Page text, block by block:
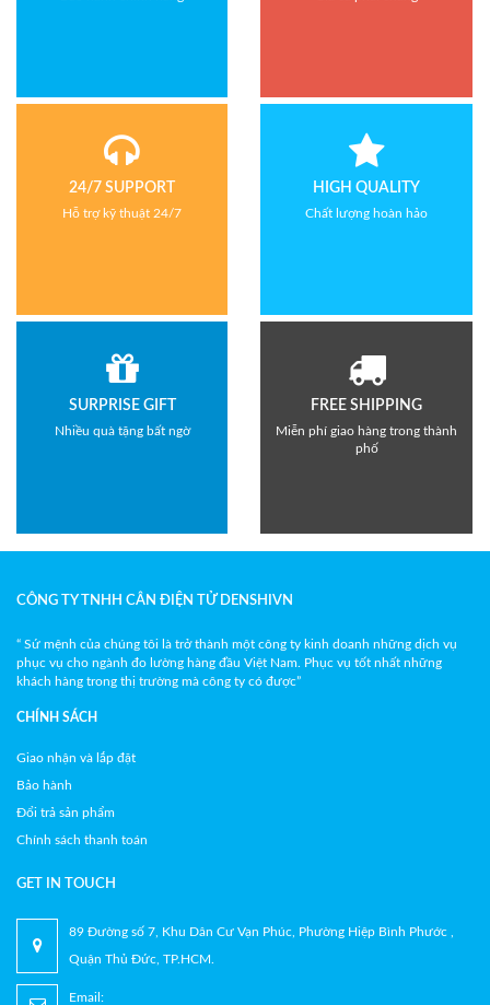
24/7 SUPPORT
Hỗ trợ kỹ thuật 24/7
HIGH QUALITY
Chất lượng hoàn hảo
SURPRISE GIFT
Nhiều quà tặng bất ngờ
FREE SHIPPING
Miễn phí giao hàng trong thành
phố
CÔNG TY TNHH CÂN ĐIỆN TỬ DENSHIVN
“ Sứ mệnh của chúng tôi là trở thành một công ty kinh doanh những dịch vụ
phục vụ cho ngành đo lường hàng đầu Việt Nam. Phục vụ tốt nhất những
khách hàng trong thị trường mà công ty có được”
CHÍNH SÁCH
Giao nhận và lắp đặt
Bảo hành
Đổi trả sản phẩm
Chính sách thanh toán
GET IN TOUCH
89 Đường số 7, Khu Dân Cư Vạn Phúc, Phường Hiệp Bình Phước ,
Quận Thủ Đức, TP.HCM.
Email: